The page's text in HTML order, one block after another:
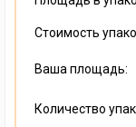
Стоимость
Ваша площадь:
Количество